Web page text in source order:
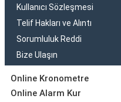
Kullanıcı Sözleşmesi
Telif Hakları ve Alıntı
Sorumluluk Reddi
Bize Ulaşın
Online Kronometre
Online Alarm Kur